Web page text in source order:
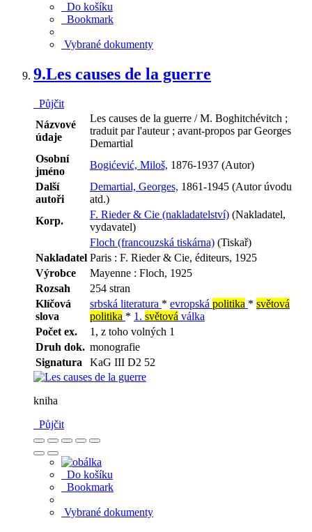
Do košíku
Bookmark
Vybrané dokumenty
9.Les causes de la guerre
Půjčit
Názvové
údaje
Les causes de la guerre / M. Boghitchévitch ;
traduit par l'auteur ; avant-propos par Georges
Demartial
Osobní
jméno
Bogićević, Miloš, 1876-1937 (Autor)
Další
autoři
Demartial, Georges, 1861-1945 (Autor úvodu
atd.)
Korp.
F. Rieder & Cie (nakladatelství) (Nakladatel,
vydavatel)
Floch (francouzská tiskárna) (Tiskař)
Nakladatel Paris : F. Rieder & Cie, éditeurs, 1925
Výrobce
Mayenne : Floch, 1925
Rozsah
254 stran
Klíčová
slova
srbská literatura * evropská politika * světová
politika * 1. světová válka
Počet ex.
1, z toho volných 1
Druh dok. monografie
Signatura
KaG III D2 52
kniha
Půjčit
Do košíku
Bookmark
Vybrané dokumenty